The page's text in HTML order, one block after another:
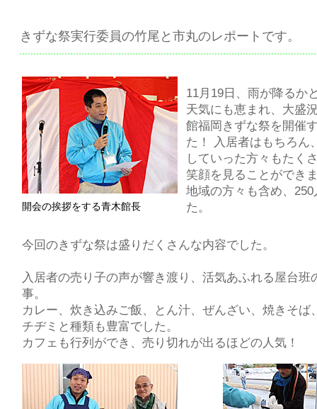
きずな祭実行委員の竹尾と市丸のレポートです。
開会の挨拶をする青木館長
11月19日、雨が降るか
天気にも恵まれ、大盛
館福岡きずな祭を開催
た！ 入居者はもちろん
していった方々もたく
笑顔を見ることができ
地域の方々も含め、
た。
今回のきずな祭は盛りだくさんな内容でした。
入居者の売り子の声が響き渡り、活気あふれる屋台班
事。
カレー、炊き込みご飯、とん汁、ぜんざい、焼きそば
チヂミと種類も豊富でした。
カフェも行列ができ、売り切れが出るほどの人気！